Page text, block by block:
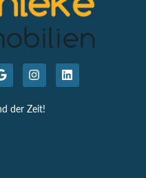
der Zeit!